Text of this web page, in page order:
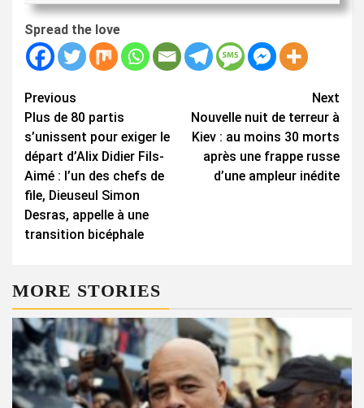
Spread the love
Continue
Reading
Previous
Plus de 80 partis
s’unissent pour exiger le
départ d’Alix Didier Fils-
Aimé : l’un des chefs de
file, Dieuseul Simon
Desras, appelle à une
transition bicéphale
Next
Nouvelle nuit de terreur à
Kiev : au moins 30 morts
après une frappe russe
d’une ampleur inédite
MORE STORIES